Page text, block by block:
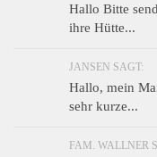
Hallo Bitte
ihre Hütte...
JANSEN SAGT:
Hallo, mein
sehr kurze...
FAM. WALLNER